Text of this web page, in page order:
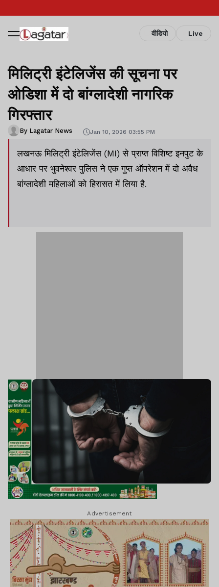
वीडियो Live
मिलिट्री इंटेलिजेंस की सूचना पर
ओडिशा में दो बांग्लादेशी नागरिक
गिरफ्तार
By Lagatar News Jan 10, 2026 03:55 PM
लखनऊ मिलिट्री इंटेलिजेंस (MI) से प्राप्त विशिष्ट इनपुट के
आधार पर भुवनेश्वर पुलिस ने एक गुप्त ऑपरेशन में दो अवैध
बांग्लादेशी महिलाओं को हिरासत में लिया है.
Advertisement